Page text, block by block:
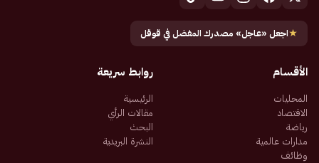
★اجعل «عاجل» مصدرك المفضل في قوقل
الأقسام
المحليات
الاقتصاد
رياضة
مدارات عالمية
وظائف
روابط سريعة
الرئيسية
مقالات الرأي
البحث
النشرة البريدية